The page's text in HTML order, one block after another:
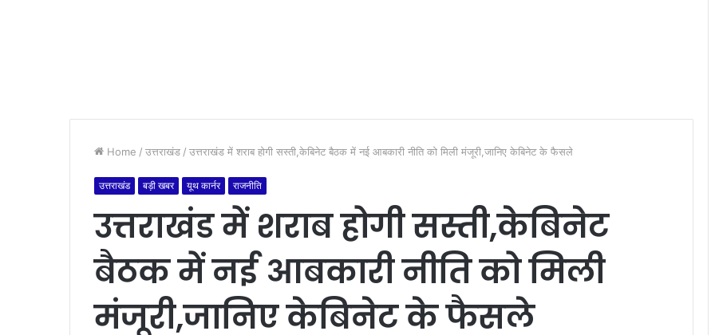
Home / उत्तराखंड / उत्तराखंड में शराब होगी सस्ती,केबिनेट बैठक में नई आबकारी नीति को मिली मंजूरी,जानिए केबिनेट के फैसले
उत्तराखंड बड़ी खबर यूथ कार्नर राजनीति
उत्तराखंड में शराब होगी सस्ती,केबिनेट
बैठक में नई आबकारी नीति को मिली
मंजूरी,जानिए केबिनेट के फैसले